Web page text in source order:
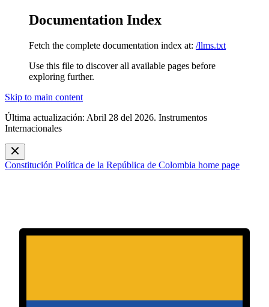
Documentation Index
Fetch the complete documentation index at: /llms.txt
Use this file to discover all available pages before
exploring further.
Skip to main content
Última actualización: Abril 28 del 2026. Instrumentos
Internacionales
Constitución Política de la República de Colombia home page